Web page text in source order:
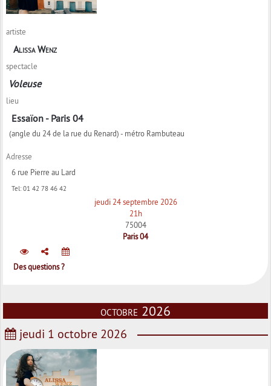
artiste
Alissa Wenz
spectacle
Voleuse
lieu
Essaïon - Paris 04
(angle du 24 de la rue du Renard) - métro Rambuteau
Adresse
6 rue Pierre au Lard
Tel: 01 42 78 46 42
jeudi 24 septembre 2026
21h
75004
Paris 04
Des questions ?
octobre 2026
jeudi 1 octobre 2026